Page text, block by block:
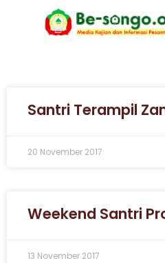
Santri Terampil
20 November 2017
Weekend Santri
13 November 2017